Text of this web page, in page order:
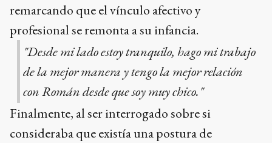
remarcando que el vínculo afectivo y
profesional se remonta a su infancia.
"Desde mi lado estoy tranquilo, hago mi trabajo
de la mejor manera y tengo la mejor relación
con Román desde que soy muy chico."
Finalmente, al ser interrogado sobre si
consideraba que existía una postura de